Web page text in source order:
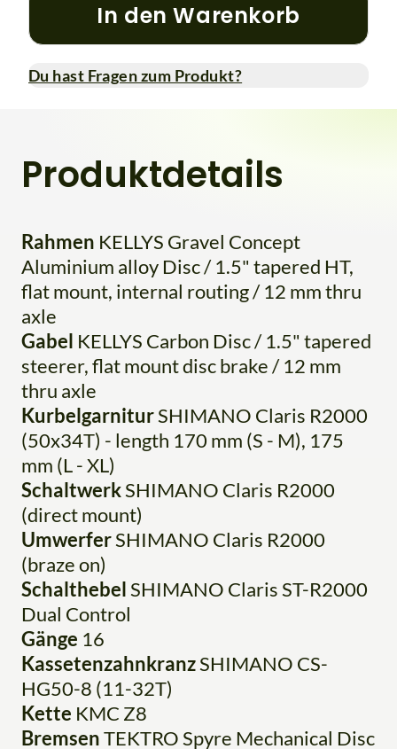
In den Warenkorb
Du hast Fragen zum Produkt?
Produktdetails
Rahmen KELLYS Gravel Concept
Aluminium alloy Disc / 1.5" tapered HT,
flat mount, internal routing / 12 mm thru
axle
Gabel KELLYS Carbon Disc / 1.5" tapered
steerer, flat mount disc brake / 12 mm
thru axle
KurbelgarniturSHIMANO Claris R2000
(50x34T) - length 170 mm (S - M), 175
mm (L - XL)
SchaltwerkSHIMANO Claris R2000
(direct mount)
UmwerferSHIMANO Claris R2000
(braze on)
SchalthebelSHIMANO Claris ST-R2000
Dual Control
Gänge 16
KassetenzahnkranzSHIMANO CS-
HG50-8 (11-32T)
Kette KMC Z8
BremsenTEKTRO Spyre Mechanical Disc